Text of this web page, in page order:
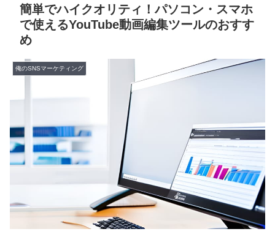
簡単でハイクオリティ！パソコン・スマホ
で使えるYouTube動画編集ツールのおすす
め
俺のSNSマーケティング